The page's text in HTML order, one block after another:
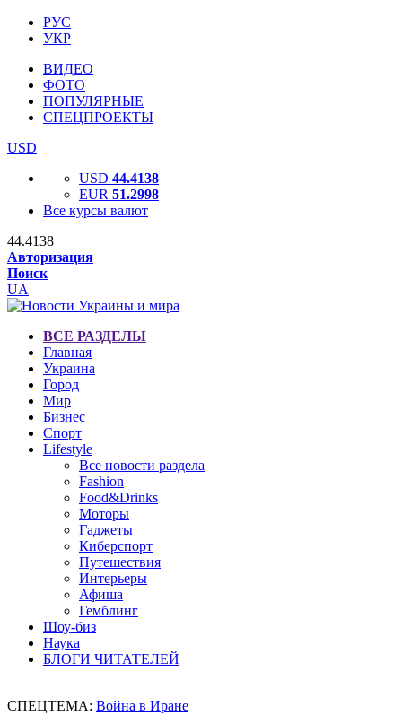
РУС
УКР
ВИДЕО
ФОТО
ПОПУЛЯРНЫЕ
СПЕЦПРОЕКТЫ
USD
USD 44.4138
EUR 51.2998
Все курсы валют
44.4138
Авторизация
Поиск
UA
ВСЕ РАЗДЕЛЫ
Главная
Украина
Город
Мир
Бизнес
Спорт
Lifestyle
Все новости раздела
Fashion
Food&Drinks
Моторы
Гаджеты
Киберспорт
Путешествия
Интерьеры
Афиша
Гемблинг
Шоу-биз
Наука
БЛОГИ ЧИТАТЕЛЕЙ
СПЕЦТЕМА: Война в Иране